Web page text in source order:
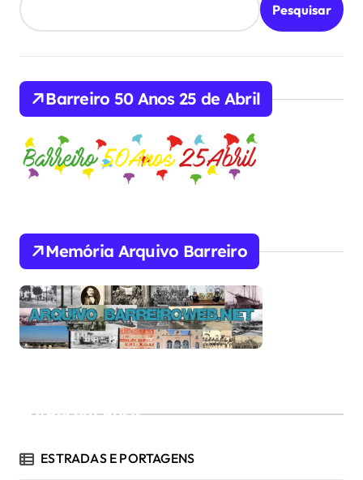
Pesquisar
Barreiro 50 Anos 25 de Abril
Memória Arquivo Barreiro
Recent Posts
ESTRADAS E PORTAGENS